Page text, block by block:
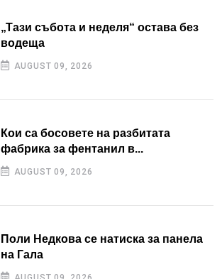
„Тази събота и неделя“ остава без
водеща
AUGUST 09, 2026
Кои са босовете на разбитата
фабрика за фентанил в...
AUGUST 09, 2026
Поли Недкова се натиска за панела
на Гала